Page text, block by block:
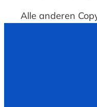
Alle anderen